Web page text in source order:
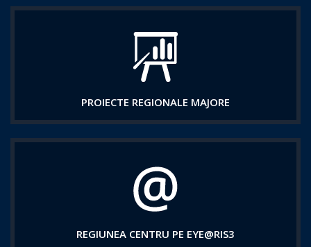
PROIECTE REGIONALE MAJORE
REGIUNEA CENTRU PE EYE@RIS3